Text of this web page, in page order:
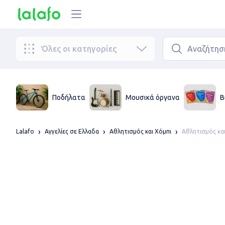
Όλες οι κατηγορίες
Ποδήλατα Μουσικά όργανα
Lalafo Αγγελίες σε Ελλαδα Αθλητισμός και Χόμπι Αθλητισμός